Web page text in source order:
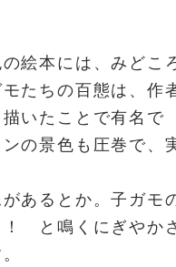
絵本には、みどこ
たちの百態は、作
いたことで有名で
の景色も圧巻で、
あるとか。子ガモ
と鳴くにぎやか